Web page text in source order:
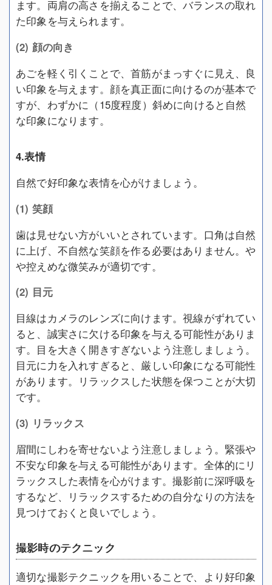
ます。両肩の高さを揃えることで、バランスの取れ
た印象を与えられます。
(2) 顔の向き
あごを軽く引くことで、首筋がまっすぐに見え、良
い印象を与えます。顔を真正面に向けるのが基本で
すが、わずかに（15度程度）斜めに向けると自然
な印象になります。
4.表情
自然で好印象な表情を心がけましょう。
(1) 笑顔
歯は見せない方がいいとされています。口角は自然
に上げ、不自然な笑顔を作る必要はありません。や
や控えめな微笑みが適切です。
(2) 目元
目線はカメラのレンズに向けます。視線がずれてい
ると、誠実さに欠ける印象を与える可能性がありま
す。目を大きく開きすぎないよう注意しましょう。
目元に力を入れすぎると、厳しい印象になる可能性
があります。リラックスした状態を保つことが大切
です。
(3) リラックス
眉間にしわを寄せないよう注意しましょう。緊張や
不安な印象を与える可能性があります。全体的にリ
ラックスした表情を心がけます。撮影前に深呼吸を
するなど、リラックスするための自分なりの方法を
見つけておくと良いでしょう。
撮影時のテクニック
適切な撮影テクニックを用いることで、より好印象